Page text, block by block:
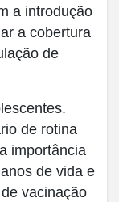
a introdução
a cobertura
de
de rotina
importância
de vida e
vacinação